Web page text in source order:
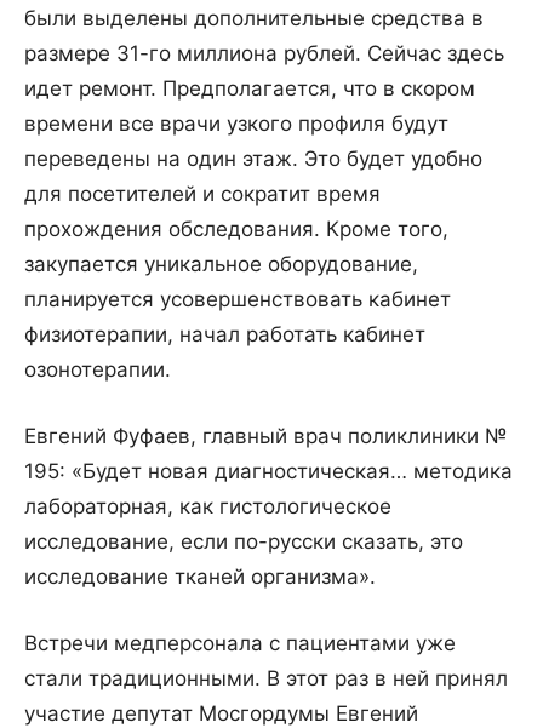
были выделены дополнительные средства в
размере 31-го миллиона рублей. Сейчас здесь
идет ремонт. Предполагается, что в скором
времени все врачи узкого профиля будут
переведены на один этаж. Это будет удобно
для посетителей и сократит время
прохождения обследования. Кроме того,
закупается уникальное оборудование,
планируется усовершенствовать кабинет
физиотерапии, начал работать кабинет
озонотерапии.
Евгений Фуфаев, главный врач поликлиники №
195: «Будет новая диагностическая… методика
лабораторная, как гистологическое
исследование, если по-русски сказать, это
исследование тканей организма».
Встречи медперсонала с пациентами уже
стали традиционными. В этот раз в ней принял
участие депутат Мосгордумы Евгений